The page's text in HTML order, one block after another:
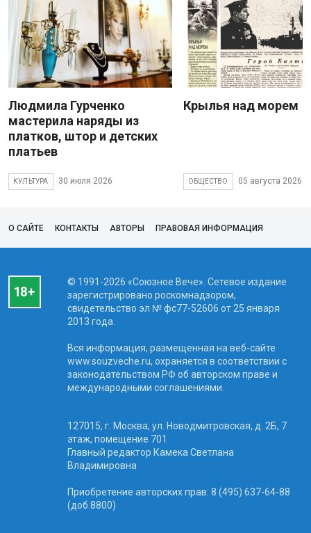
Людмила Гурченко
мастерила наряды из
платков, штор и детских
платьев
КУЛЬТУРА 30 июля 2026
Крылья над морем
ОБЩЕСТВО 05 августа 2026
О САЙТЕ КОНТАКТЫ АВТОРЫ ПРАВОВАЯ ИНФОРМАЦИЯ
© 1991-2026 «Союзное Вече». Сетевое издание
зарегистрировано роскомнадзором,
свидетельство эл № фc77-52606 от 25 января
2013 года.
Вся информация, размещенная на веб-сайте
www.souzveche.ru, охраняется в соответствии с
законодательством РФ об авторском праве и
международными соглашениями.
127015, г. Москва, ул. Новодмитровская, д. 2Б, 7
этаж, помещение 701
Главный редактор Камека Светлана
Владимировна
Приобретение авторских прав: 8 (495) 637-64-88
(доб.8800)